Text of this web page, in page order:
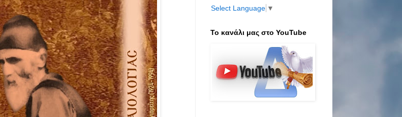
Select Language ▼
Το κανάλι μας στο ΥοuTube